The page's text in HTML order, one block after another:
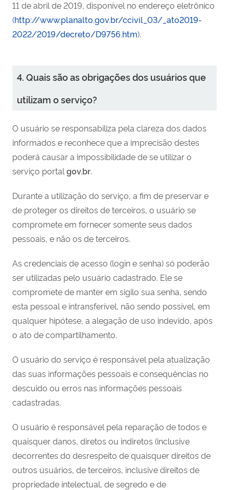
11 de abril de 2019, disponível no endereço eletrônico
(http://www.planalto.gov.br/ccivil_03/_ato2019-
2022/2019/decreto/D9756.htm).
4. Quais são as obrigações dos usuários que
utilizam o serviço?
O usuário se responsabiliza pela clareza dos dados
informados e reconhece que a imprecisão destes
poderá causar a impossibilidade de se utilizar o
serviço portal gov.br.
Durante a utilização do serviço, a fim de preservar e
de proteger os direitos de terceiros, o usuário se
compromete em fornecer somente seus dados
pessoais, e não os de terceiros.
As credenciais de acesso (login e senha) só poderão
ser utilizadas pelo usuário cadastrado. Ele se
compromete de manter em sigilo sua senha, sendo
esta pessoal e intransferível, não sendo possível, em
qualquer hipótese, a alegação de uso indevido, após
o ato de compartilhamento.
O usuário do serviço é responsável pela atualização
das suas informações pessoais e consequências no
descuido ou erros nas informações pessoais
cadastradas.
O usuário é responsável pela reparação de todos e
quaisquer danos, diretos ou indiretos (inclusive
decorrentes do desrespeito de quaisquer direitos de
outros usuários, de terceiros, inclusive direitos de
propriedade intelectual, de segredo e de